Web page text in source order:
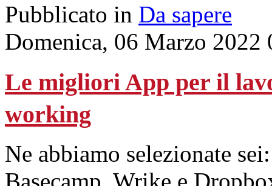
Pubblicato in Da sapere
Domenica, 06 Marzo 2022
Le migliori App per il
working
Ne abbiamo selezionate